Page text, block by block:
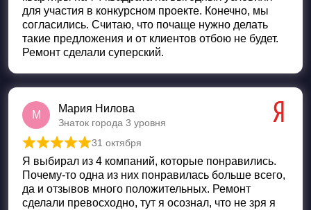
для участия в конкурсном проекте. Конечно, мы
согласились. Считаю, что почаще нужно делать
такие предложения и от клиентов отбою не будет.
Ремонт сделали суперский.
М
Мария Нилова
Знаток города 3 уровня
Оценка
31 октября
Я выбирал из 4 компаний, которые понравились.
Почему-то одна из них понравилась больше всего,
да и отзывов много положительных. Ремонт
сделали превосходно, тут я осознал, что не зря я